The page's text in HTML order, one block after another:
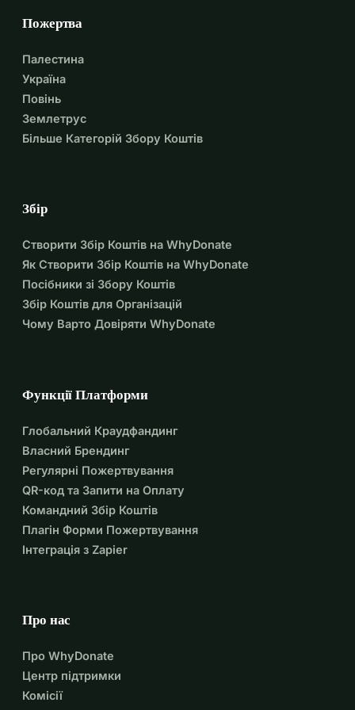
Ми збираємо кошти, щоб допомогти Ною купити
початкові витрати на страхування та реєстрацію.
Кожна пожертва, незалежно від розміру, йде
безпосередньо на підтримку цього працьовитого
молодого чоловіка на шляху до отримання стипендії в
коледжі. Дякуємо, що є частиною подорожі Ноя!
Пожертва
Палестина
Україна
Повінь
Землетрус
Більше Категорій Збору Коштів
Збір
Створити Збір Коштів на WhyDonate
Як Створити Збір Коштів на WhyDonate
Посібники зі Збору Коштів
Збір Коштів для Організацій
Чому Варто Довіряти WhyDonate
Функції Платформи
Глобальний Краудфандинг
Власний Брендинг
Регулярні Пожертвування
QR-код та Запити на Оплату
Командний Збір Коштів
Плагін Форми Пожертвування
Інтеграція з Zapier
Про нас
Про WhyDonate
Центр підтримки
Комісії